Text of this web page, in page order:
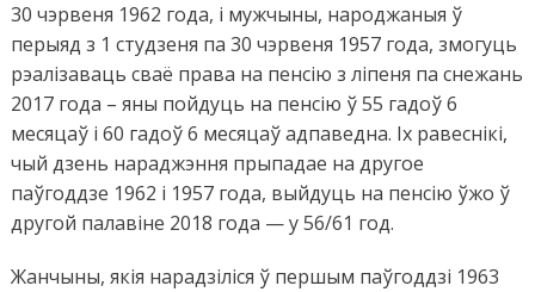
30 чэрвеня 1962 года, і мужчыны, народжаныя ў
перыяд з 1 студзеня па 30 чэрвеня 1957 года, змогуць
рэалізаваць сваё права на пенсію з ліпеня па снежань
2017 года – яны пойдуць на пенсію ў 55 гадоў 6
месяцаў і 60 гадоў 6 месяцаў адпаведна. Іх равеснікі,
чый дзень нараджэння прыпадае на другое
паўгоддзе 1962 і 1957 года, выйдуць на пенсію ўжо ў
другой палавіне 2018 года — у 56/61 год.
Жанчыны, якія нарадзіліся ў першым паўгоддзі 1963